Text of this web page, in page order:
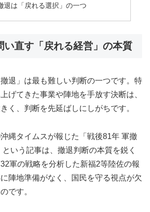
退は「戻れる選択」の一つ
い直す「戻れる経営」の本質
退」は最も難しい判断の一つです。特
げてきた事業や陣地を手放す決断は、
く、判断を先延ばしにしがちです。
縄タイムスが報じた「戦後81年 軍撤
いう記事は、撤退判断の本質を鋭く
軍の戦略を分析した新福2等陸佐の報
陣地準備がなく、国民を守る視点が欠
です。